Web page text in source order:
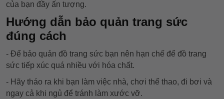
của bạn đầy ấn tượng.
Hướng dẫn bảo quản trang sức
đúng cách
- Để bảo quản đồ trang sức bạn nên hạn chế để đồ trang
sức tiếp xúc quá nhiều với hóa chất.
- Hãy tháo ra khi bạn làm việc nhà, chơi thể thao, đi bơi và
ngay cả khi ngủ để tránh làm xước vỡ.